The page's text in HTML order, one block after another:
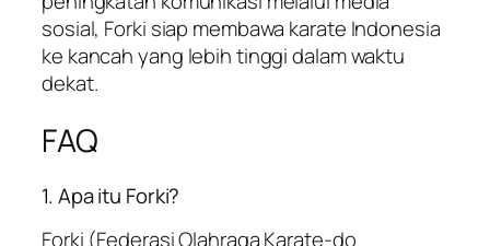
sosial, Forki siap membawa karate Indonesia
ke kancah yang lebih tinggi dalam waktu
dekat.
FAQ
1. Apa itu Forki?
Forki (Federasi Olahraga Karate-do